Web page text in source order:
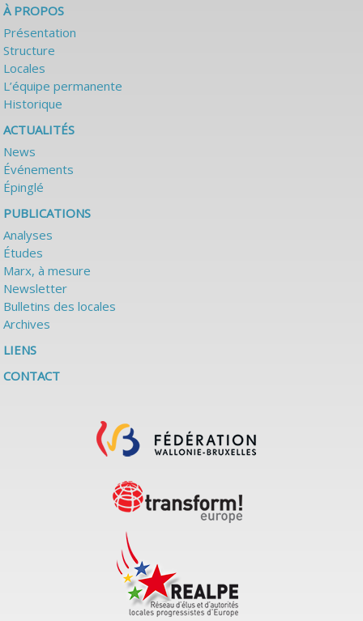
À PROPOS
Présentation
Structure
Locales
L’équipe permanente
Historique
ACTUALITÉS
News
Événements
Épinglé
PUBLICATIONS
Analyses
Études
Marx, à mesure
Newsletter
Bulletins des locales
Archives
LIENS
CONTACT